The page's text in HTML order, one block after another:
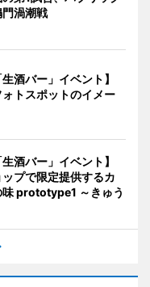
渦潮戦
酒バー」イベント】
トスポットのイメー
酒バー」イベント】
プで限定提供するカ
prototype1 ～きゅう